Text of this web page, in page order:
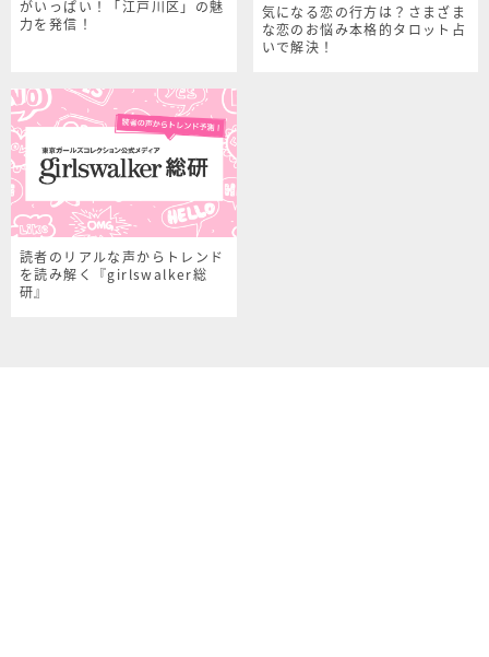
がいっぱい！「江戸川区」の魅
力を発信！
気になる恋の行方は？さまざま
な恋のお悩み本格的タロット占
いで解決！
読者のリアルな声からトレンド
を読み解く『girlswalker総
研』